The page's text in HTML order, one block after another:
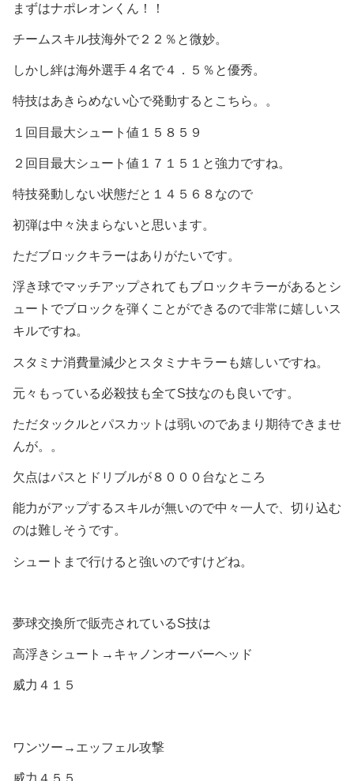
まずはナポレオンくん！！
チームスキル技海外で２２％と微妙。
しかし絆は海外選手４名で４．５％と優秀。
特技はあきらめない心で発動するとこちら。。
１回目最大シュート値１５８５９
２回目最大シュート値１７１５１と強力ですね。
特技発動しない状態だと１４５６８なので
初弾は中々決まらないと思います。
ただブロックキラーはありがたいです。
浮き球でマッチアップされてもブロックキラーがあるとシ
ュートでブロックを弾くことができるので非常に嬉しいス
キルですね。
スタミナ消費量減少とスタミナキラーも嬉しいですね。
元々もっている必殺技も全てS技なのも良いです。
ただタックルとパスカットは弱いのであまり期待できませ
んが。。
欠点はパスとドリブルが８０００台なところ
能力がアップするスキルが無いので中々一人で、切り込む
のは難しそうです。
シュートまで行けると強いのですけどね。
夢球交換所で販売されているS技は
高浮きシュート→キャノンオーバーヘッド
威力４１５
ワンツー→エッフェル攻撃
威力４５５